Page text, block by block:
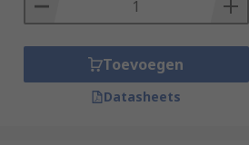
Toevoegen
Datasheets